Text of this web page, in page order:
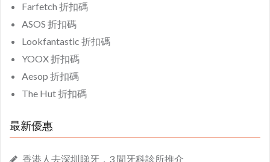
Farfetch 折扣碼
ASOS 折扣碼
Lookfantastic 折扣碼
YOOX 折扣碼
Aesop 折扣碼
The Hut 折扣碼
最新優惠
香港人去深圳睇牙，3 間牙科診所推介